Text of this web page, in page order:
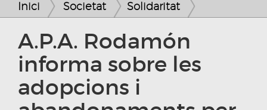
Inici Societat Solidaritat
A.P.A. Rodamón
informa sobre les
adopcions i